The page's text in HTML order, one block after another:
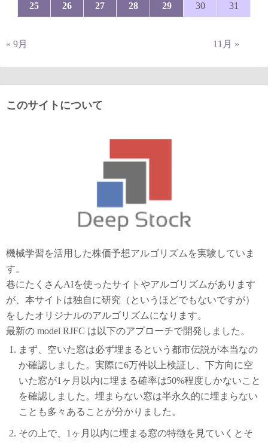
25 26 27 28 29 30 31
« 9月 11月 »
このサイトについて
機械学習を活用した株価予想アルゴリズムを実験していま
す。
巷にたくさんAIを使ったサイトやアルゴリズムがあります
が、本サイトは独自に研究（というほどでもないですが）
をしたオリジナルのアルゴリズムになります。
最新の model RJFC は以下のアプローチで開発しました。
まず、空いた窓は必ず埋まるという都市伝説が本当なの
か確認しました。実際に6万件以上検証し、下方向に空
いた窓が1ヶ月以内に埋まる確率は50%程度しかないこと
を確認しました。埋まらない窓は半永久的に埋まらない
ことも多々あることが分かりました。
その上で、1ヶ月以内に埋まる窓の特徴を見ていくとそ